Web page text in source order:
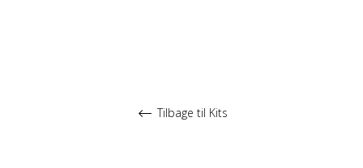
Tilbage til Kits